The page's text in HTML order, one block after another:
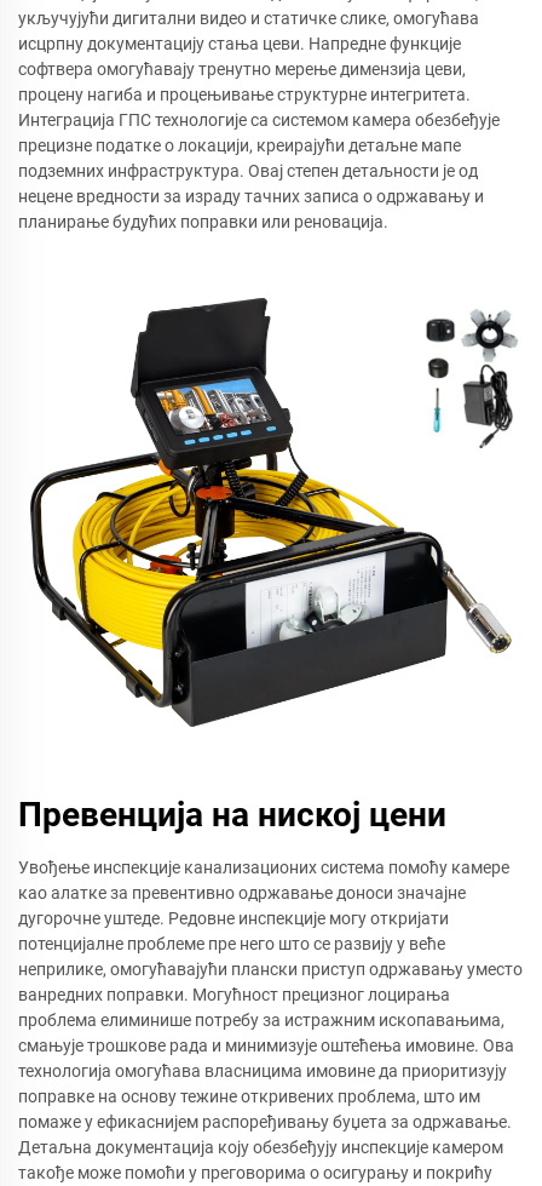
укључујући дигитални видео и статичке слике, омогућава
исцрпну документацију стања цеви. Напредне функције
софтвера омогућавају тренутно мерење димензија цеви,
процену нагиба и процењивање структурне интегритета.
Интеграција ГПС технологије са системом камера обезбеђује
прецизне податке о локацији, креирајући детаљне мапе
подземних инфраструктура. Овај степен детаљности је од
нецене вредности за израду тачних записа о одржавању и
планирање будућих поправки или реновација.
Превенција на ниској цени
Увођење инспекције канализационих система помоћу камере
као алатке за превентивно одржавање доноси значајне
дугорочне уштеде. Редовне инспекције могу откријати
потенцијалне проблеме пре него што се развију у веће
неприлике, омогућавајући плански приступ одржавању уместо
ванредних поправки. Могућност прецизног лоцирања
проблема елиминише потребу за истражним ископавањима,
смањује трошкове рада и минимизује оштећења имовине. Ова
технологија омогућава власницима имовине да приоритизују
поправке на основу тежине откривених проблема, што им
помаже у ефикаснијем распоређивању буџета за одржавање.
Детаљна документација коју обезбеђују инспекције камером
такође може помоћи у преговорима о осигурању и покрићу